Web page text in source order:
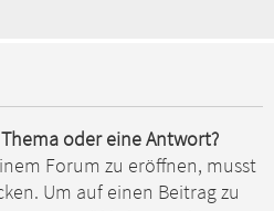
oder eine Antwort?
Forum zu eröffnen, musst
Um auf einen Beitrag zu